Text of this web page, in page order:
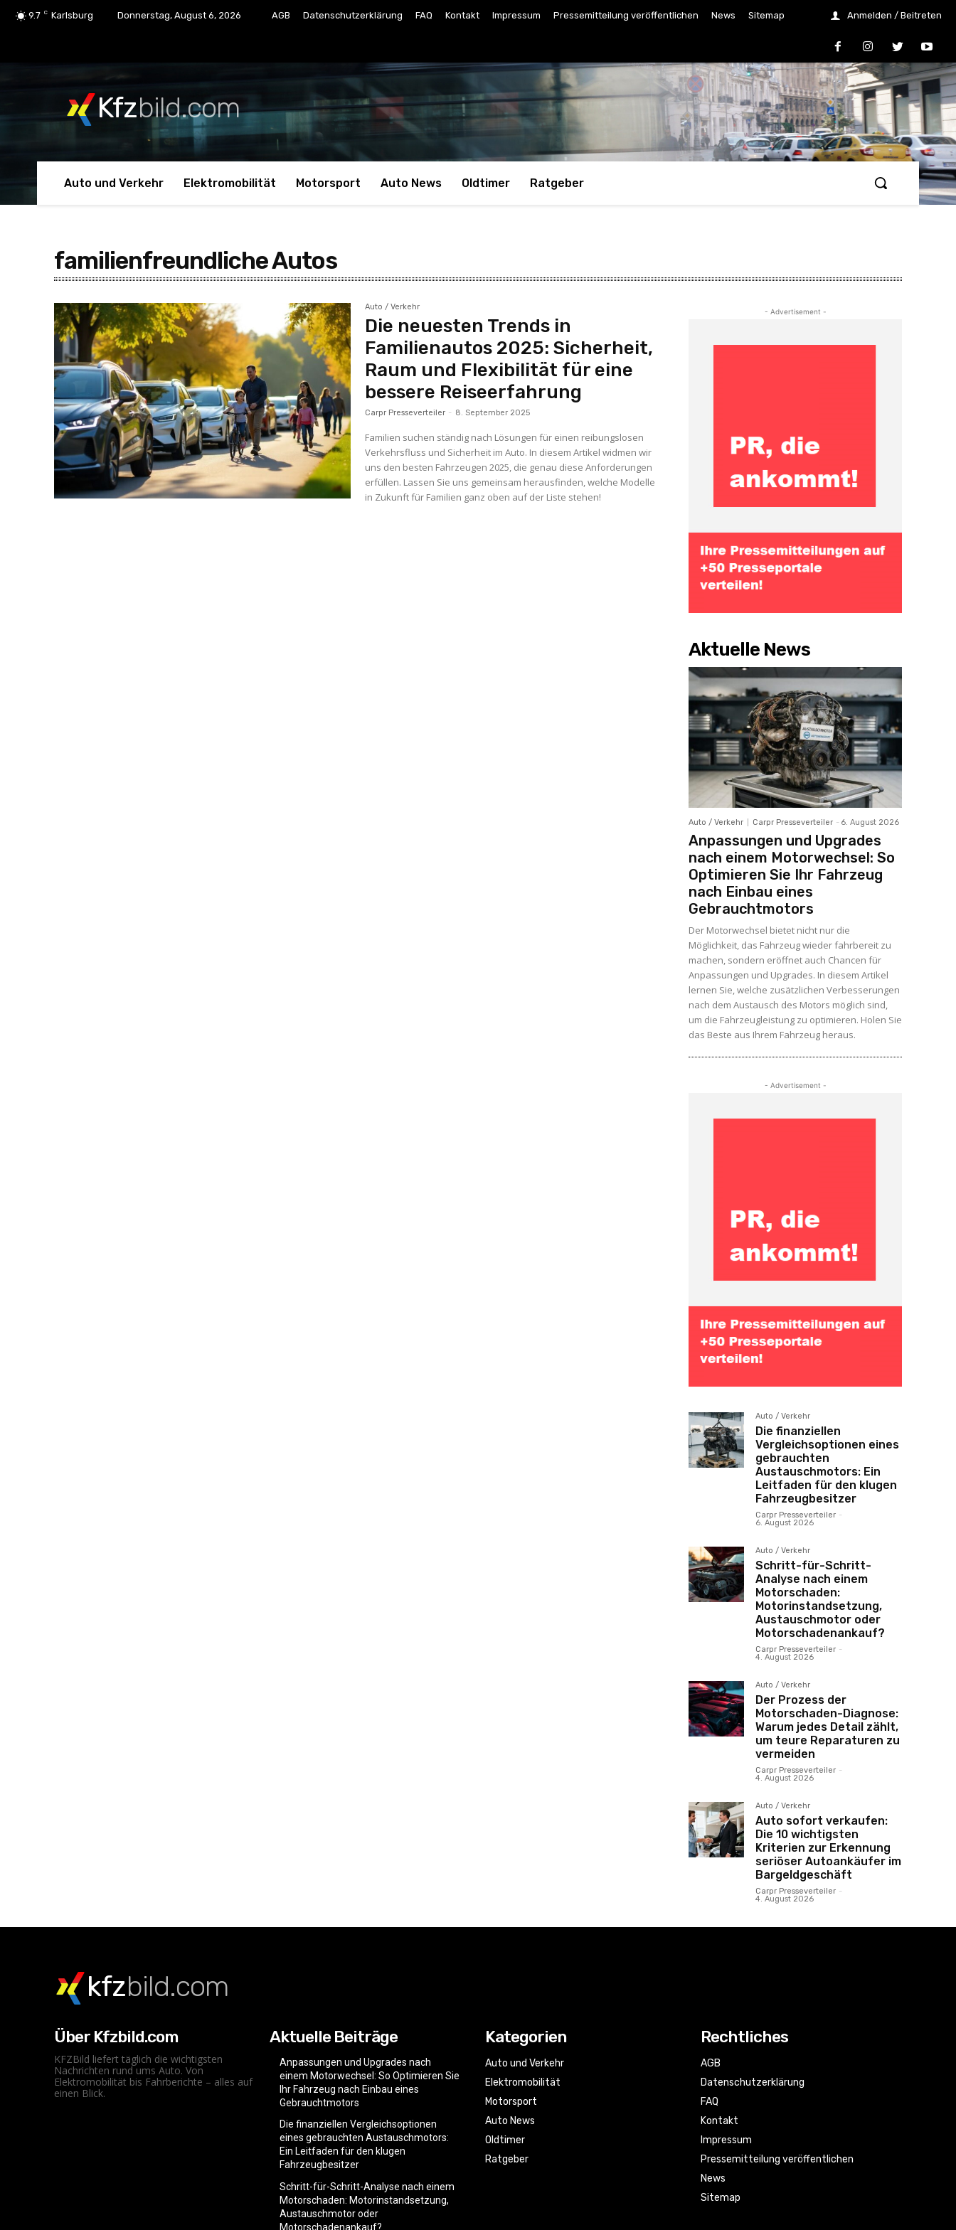
9.7 C Karlsburg Donnerstag, August 6, 2026 AGB Datenschutzerklärung FAQ Kontakt Impressum Pressemitteilung veröffentlichen News Sitemap Anmelden / Beitreten
Kfzbild.com
Auto und Verkehr Elektromobilität Motorsport Auto News Oldtimer Ratgeber
familienfreundliche Autos
Auto / Verkehr
Die neuesten Trends in
Familienautos 2025: Sicherheit,
Raum und Flexibilität für eine
bessere Reiseerfahrung
Carpr Presseverteiler - 8. September 2025
Familien suchen ständig nach Lösungen für einen reibungslosen
Verkehrsfluss und Sicherheit im Auto. In diesem Artikel widmen wir
uns den besten Fahrzeugen 2025, die genau diese Anforderungen
erfüllen. Lassen Sie uns gemeinsam herausfinden, welche Modelle
in Zukunft für Familien ganz oben auf der Liste stehen!
- Advertisement -
Aktuelle News
Auto / Verkehr Carpr Presseverteiler - 6. August 2026
Anpassungen und Upgrades
nach einem Motorwechsel: So
Optimieren Sie Ihr Fahrzeug
nach Einbau eines
Gebrauchtmotors
Der Motorwechsel bietet nicht nur die
Möglichkeit, das Fahrzeug wieder fahrbereit zu
machen, sondern eröffnet auch Chancen für
Anpassungen und Upgrades. In diesem Artikel
lernen Sie, welche zusätzlichen Verbesserungen
nach dem Austausch des Motors möglich sind,
um die Fahrzeugleistung zu optimieren. Holen Sie
das Beste aus Ihrem Fahrzeug heraus.
- Advertisement -
Auto / Verkehr
Die finanziellen
Vergleichsoptionen eines
gebrauchten
Austauschmotors: Ein
Leitfaden für den klugen
Fahrzeugbesitzer
Carpr Presseverteiler -
6. August 2026
Auto / Verkehr
Schritt-für-Schritt-
Analyse nach einem
Motorschaden:
Motorinstandsetzung,
Austauschmotor oder
Motorschadenankauf?
Carpr Presseverteiler -
4. August 2026
Auto / Verkehr
Der Prozess der
Motorschaden-Diagnose:
Warum jedes Detail zählt,
um teure Reparaturen zu
vermeiden
Carpr Presseverteiler -
4. August 2026
Auto / Verkehr
Auto sofort verkaufen:
Die 10 wichtigsten
Kriterien zur Erkennung
seriöser Autoankäufer im
Bargeldgeschäft
Carpr Presseverteiler -
4. August 2026
kfzbild.com
Über Kfzbild.com
KFZBild liefert täglich die wichtigsten
Nachrichten rund ums Auto. Von
Elektromobilität bis Fahrberichte – alles auf
einen Blick.
Aktuelle Beiträge
Anpassungen und Upgrades nach
einem Motorwechsel: So Optimieren Sie
Ihr Fahrzeug nach Einbau eines
Gebrauchtmotors
Die finanziellen Vergleichsoptionen
eines gebrauchten Austauschmotors:
Ein Leitfaden für den klugen
Fahrzeugbesitzer
Schritt-für-Schritt-Analyse nach einem
Motorschaden: Motorinstandsetzung,
Austauschmotor oder
Motorschadenankauf?
Kategorien
Auto und Verkehr
Elektromobilität
Motorsport
Auto News
Oldtimer
Ratgeber
Rechtliches
AGB
Datenschutzerklärung
FAQ
Kontakt
Impressum
Pressemitteilung veröffentlichen
News
Sitemap